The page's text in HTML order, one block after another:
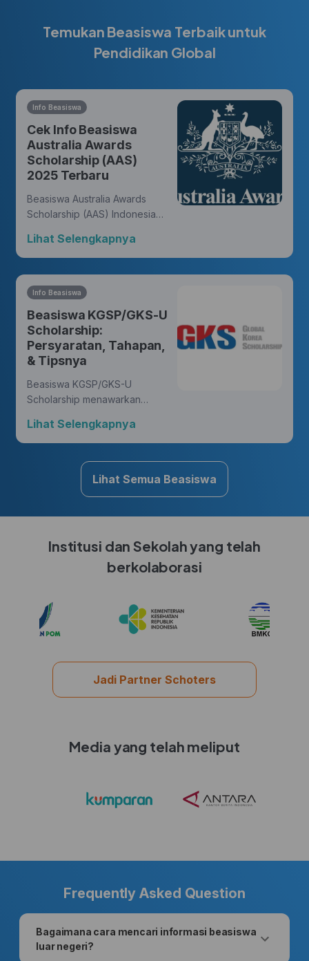
Temukan Beasiswa Terbaik untuk
Pendidikan Global
Info Beasiswa
Cek Info Beasiswa
Australia Awards
Scholarship (AAS)
2025 Terbaru
Beasiswa Australia Awards
Scholarship (AAS) Indonesia
warga negara Indonesia untuk
meraih gelar master atau
doktor dari universitas di
Australia dan membukakan
yang membawa perubahan.
Lihat Selengkapnya
Info Beasiswa
Beasiswa KGSP/GKS-U
Scholarship:
Persyaratan, Tahapan,
& Tipsnya
Beasiswa KGSP/GKS-U
Scholarship menawarkan
bagi Hunters untuk mengejar
gelar di berbagai disiplin ilmu,
sambil mendapatkan
pengalaman budaya yang
kaya di Korea.
Lihat Selengkapnya
Lihat Semua Beasiswa
Institusi dan Sekolah yang telah
berkolaborasi
Jadi Partner Schoters
Media yang telah meliput
Frequently Asked Question
Bagaimana cara mencari informasi beasiswa
luar negeri?